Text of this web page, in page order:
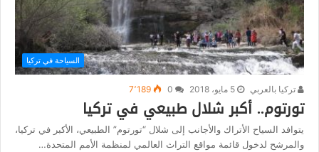
السياحة في تركيا
تركيا بالعربي 5 مايو، 2018 7٬189
تورتوم.. أكبر شلال طبيعي في تركيا
يتوافد السياح الأتراك والأجانب إلى شلال “تورتوم” الطبيعي، الأكبر في تركيا،
والمرشح لدخول قائمة مواقع التراث العالمي لمنظمة الأمم المتحدة…